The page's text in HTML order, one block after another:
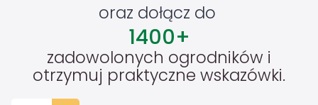
oraz dołącz do
zadowolonych ogrodników i
otrzymuj praktyczne wskazówki.
1400+